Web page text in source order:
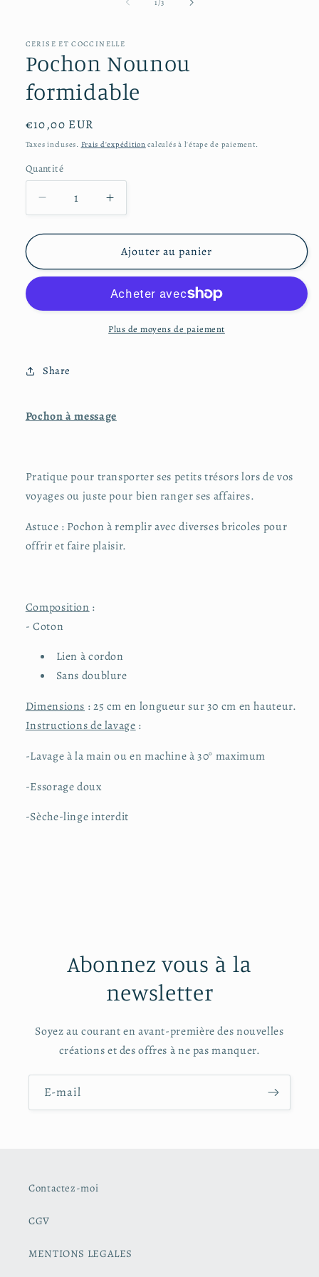
fenêtre
modale
1/3
CERISE ET COCCINELLE
Pochon Nounou
formidable
Prix
habituel
€10,00 EUR
Taxes incluses. Frais d'expédition calculés à l'étape de paiement.
Quantité
Réduire
la
quantité
Pochon
Augmenter
la
quantité
de
Pochon
formidable
Ajouter au panier
Plus de moyens de paiement
Share
Pochon à message
Pratique pour transporter ses petits trésors lors de vos
voyages ou juste pour bien ranger ses affaires.
Astuce : Pochon à remplir avec diverses bricoles pour
offrir et faire plaisir.
Composition :
- Coton
Lien à cordon
Sans doublure
Dimensions : 25 cm en longueur sur 30 cm en hauteur.
Instructions de lavage :
-Lavage à la main ou en machine à 30° maximum
-Essorage doux
-Sèche-linge interdit
Abonnez vous à la
newsletter
Soyez au courant en avant-première des nouvelles
créations et des offres à ne pas manquer.
E-mail
Contactez-moi
CGV
MENTIONS LEGALES